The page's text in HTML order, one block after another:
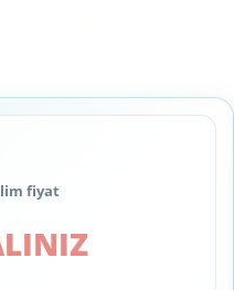
fiyat